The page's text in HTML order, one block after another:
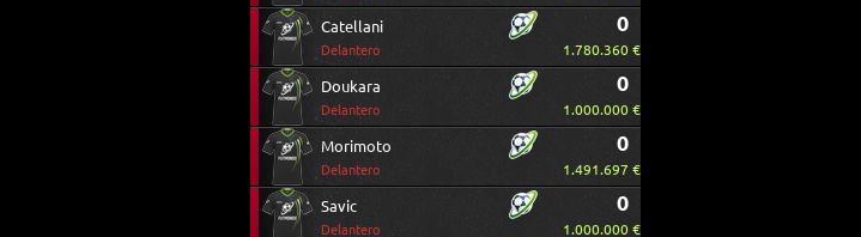
Catellani
Delantero
0
1.780.360 €
Doukara
Delantero
0
1.000.000 €
Morimoto
Delantero
0
1.491.697 €
Savic
Delantero
0
1.000.000 €